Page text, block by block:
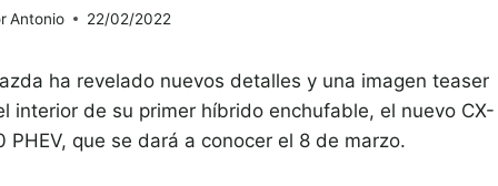
Antonio 22/02/2022
ha revelado nuevos detalles y una imagen teaser
interior de su primer híbrido enchufable, el nuevo CX-
PHEV, que se dará a conocer el 8 de marzo.